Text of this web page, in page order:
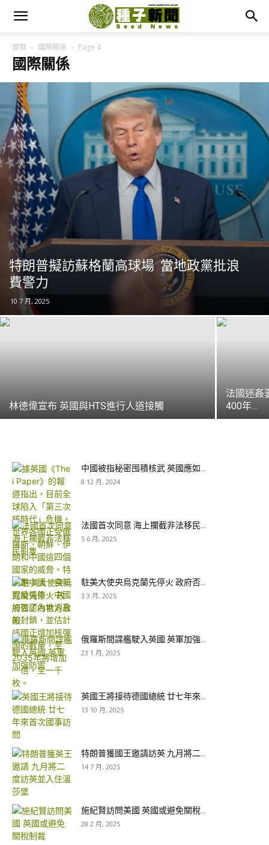
首頁 國際關係 Page 4
國際關係
特朗普擬訪蘇格蘭高球場 當地政黨批浪
費警力
10 7 月, 2025
林德偉宣布 英國與HTS進行人道接觸
法國迷姦
400年...
中國被指秘密囤積核武 英國應如...
8 12 月, 2024
法國首次同意 海上攔截非法移民...
5 6 月, 2025
駐美大使央烏克蘭先停火 政府否...
3 3 月, 2025
俄羅斯間諜艦駛入英國 英軍加強...
23 1 月, 2025
英國王將接待德國總統 廿七年來...
13 10 月, 2025
特朗普獲國王邀請訪英 九月將二...
14 7 月, 2025
施紀賢訪問美國 英國或避免關稅...
28 2 月, 2025